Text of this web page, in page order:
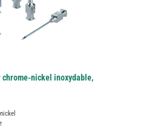
chrome-nickel inoxydable,